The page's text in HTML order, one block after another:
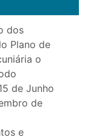
dos
Plano de
o
de Junho
de
e